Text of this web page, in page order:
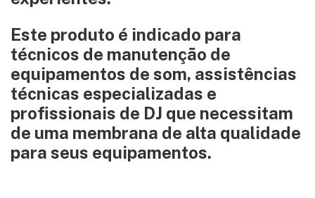
Este produto é indicado para
técnicos de manutenção de
equipamentos de som, assistências
técnicas especializadas e
profissionais de DJ que necessitam
de uma membrana de alta qualidade
para seus equipamentos.